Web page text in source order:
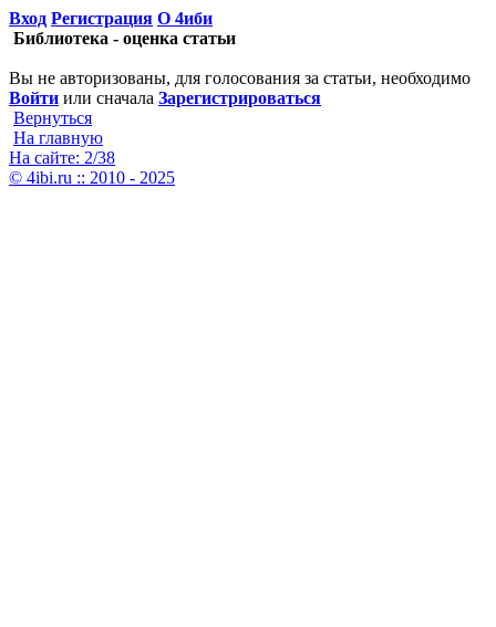
Вход Регистрация О 4иби
Библиотека - оценка статьи
Вы не авторизованы, для голосования за статьи, необходимо
Войти или сначала Зарегистрироваться
Вернуться
На главную
На сайте: 2/38
© 4ibi.ru :: 2010 - 2025